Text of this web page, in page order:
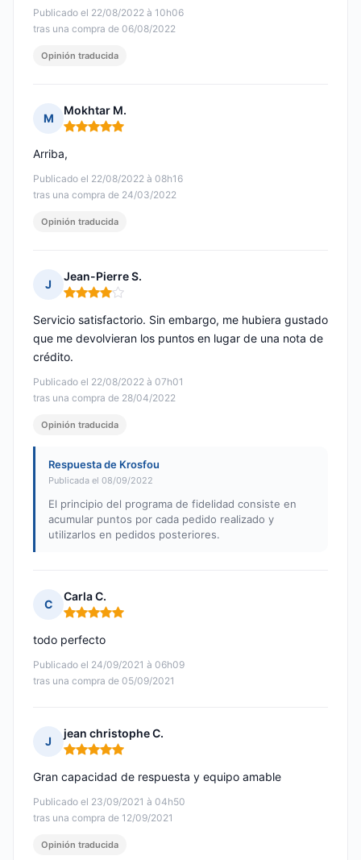
Publicado el 22/08/2022 à 10h06
tras una compra de 06/08/2022
Opinión traducida
M
Mokhtar M.
Nota: 5 de 5
Publicado el 22/08/2022 à 08h16
tras una compra de 24/03/2022
Arriba,
Opinión traducida
J
Jean-Pierre S.
Nota: 4 de 5
Publicado el 22/08/2022 à 07h01
tras una compra de 28/04/2022
Servicio satisfactorio. Sin embargo, me hubiera gustado
que me devolvieran los puntos en lugar de una nota de
crédito.
Opinión traducida
Respuesta de Krosfou
Publicada el 08/09/2022
El principio del programa de fidelidad consiste en
acumular puntos por cada pedido realizado y
utilizarlos en pedidos posteriores.
C
Carla C.
Nota: 5 de 5
Publicado el 24/09/2021 à 06h09
tras una compra de 05/09/2021
todo perfecto
J
jean christophe C.
Nota: 5 de 5
Publicado el 23/09/2021 à 04h50
tras una compra de 12/09/2021
Gran capacidad de respuesta y equipo amable
Opinión traducida